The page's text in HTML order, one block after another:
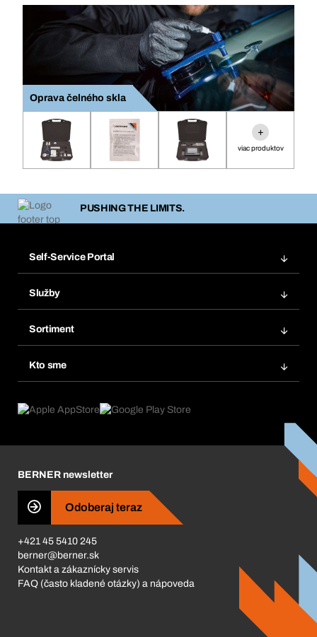
Oprava čelného skla
+
viac produktov
PUSHING THE LIMITS.
Self-Service Portal
Obľúbené
Opakované objednávky
Predplatné
Služby
Chemická databáza
eProcurement
Produktový poradca
Sortiment
Kto sme
Čo nás poháňa
Business Conduct
BERNER newsletter
Odoberaj teraz
+421 45 5410 245
berner@berner.sk
Kontakt a zákaznícky servis
FAQ (často kladené otázky) a nápoveda